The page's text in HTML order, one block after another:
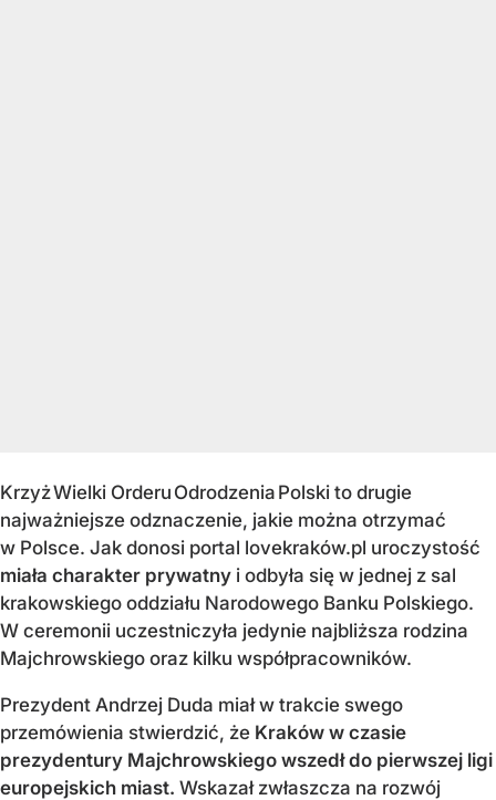
Krzyż Wielki Orderu Odrodzenia Polski to drugie
najważniejsze odznaczenie, jakie można otrzymać
w Polsce. Jak donosi portal lovekraków.pl uroczystość
miała charakter prywatny i odbyła się w jednej z sal
krakowskiego oddziału Narodowego Banku Polskiego.
W ceremonii uczestniczyła jedynie najbliższa rodzina
Majchrowskiego oraz kilku współpracowników.
Prezydent Andrzej Duda miał w trakcie swego
przemówienia stwierdzić, że Kraków w czasie
prezydentury Majchrowskiego wszedł do pierwszej ligi
europejskich miast. Wskazał zwłaszcza na rozwój